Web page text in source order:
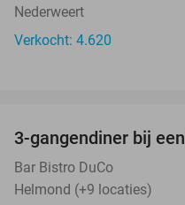
Nederweert
Verkocht: 4.620
3-gangendiner bij
Bar Bistro DuCo
Helmond (+9 locaties)